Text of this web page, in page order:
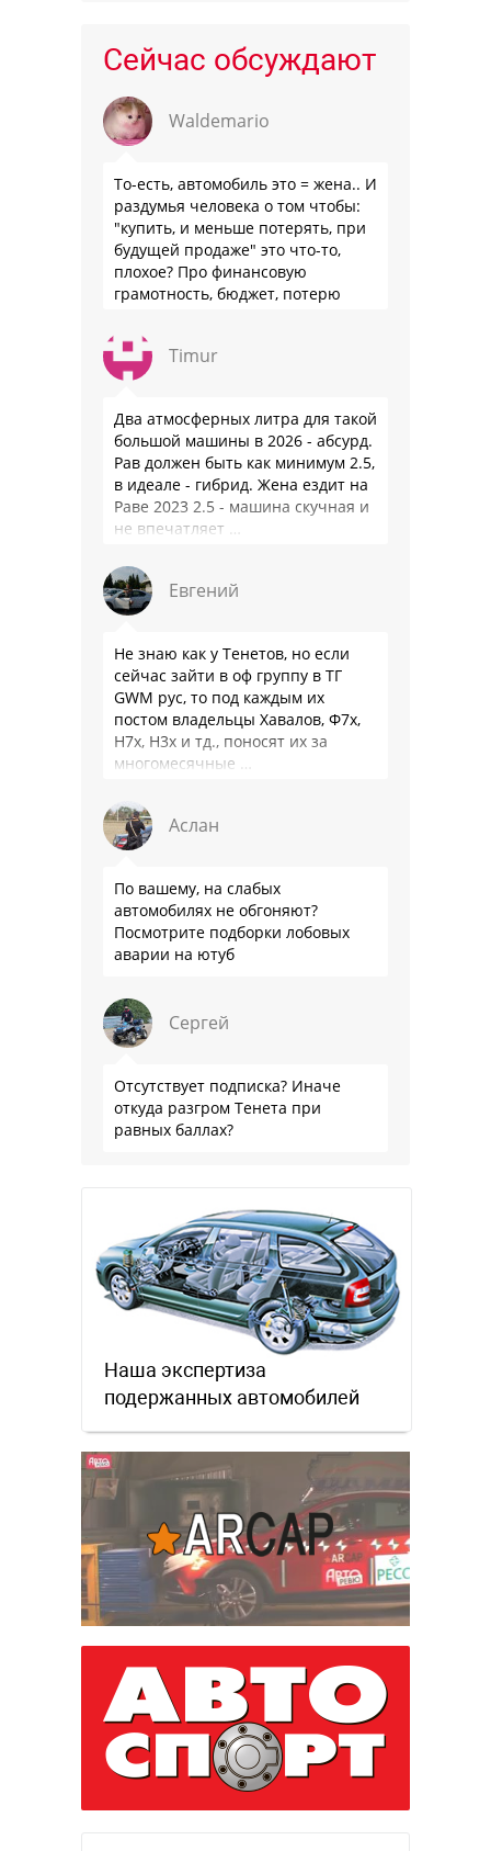
Сейчас обсуждают
Waldemario
То-есть, автомобиль это = жена.. И
раздумья человека о том чтобы:
"купить, и меньше потерять, при
будущей продаже" это что-то,
плохое? Про финансовую
грамотность, бюджет, потерю
слышали?
Timur
Два атмосферных литра для такой
большой машины в 2026 - абсурд.
Рав должен быть как минимум 2.5,
в идеале - гибрид. Жена ездит на
Раве 2023 2.5 - машина скучная и
не впечатляет …
Евгений
Не знаю как у Тенетов, но если
сейчас зайти в оф группу в ТГ
GWM рус, то под каждым их
постом владельцы Хавалов, Ф7х,
Н7х, Н3х и тд., поносят их за
многомесячные …
Аслан
По вашему, на слабых
автомобилях не обгоняют?
Посмотрите подборки лобовых
аварии на ютуб
Сергей
Отсутствует подписка? Иначе
откуда разгром Тенета при
равных баллах?
Наша экспертиза
подержанных автомобилей